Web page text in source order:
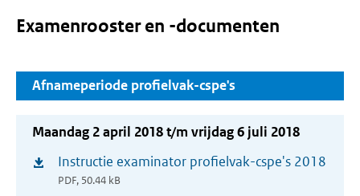
Examenrooster en -documenten
Afnameperiode profielvak-cspe's
Maandag 2 april 2018 t/m vrijdag 6 juli 2018
Instructie examinator profielvak-cspe's 2018
PDF, 50.44 kB
(opent